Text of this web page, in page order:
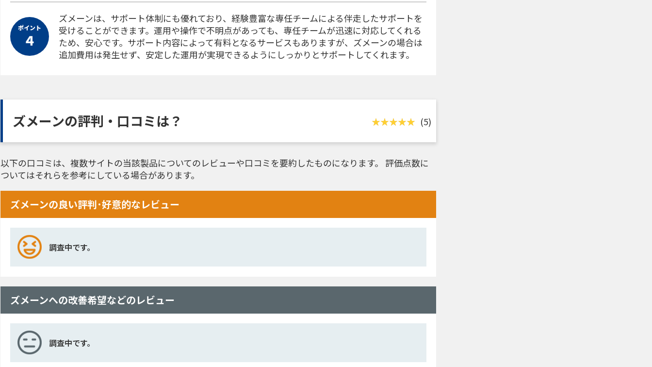
ポイント
４
ズメーンは、サポート体制にも優れており、経験豊富な専任チームによる伴走したサポートを
受けることができます。運用や操作で不明点があっても、専任チームが迅速に対応してくれる
ため、安心です。サポート内容によって有料となるサービスもありますが、ズメーンの場合は
追加費用は発生せず、安定した運用が実現できるようにしっかりとサポートしてくれます。
ズメーンの評判・口コミは？ (5)
以下の口コミは、複数サイトの当該製品についてのレビューや口コミを要約したものになります。 評価点数に
ついてはそれらを参考にしている場合があります。
ズメーンの良い評判･好意的なレビュー
調査中です。
ズメーンへの改善希望などのレビュー
調査中です。